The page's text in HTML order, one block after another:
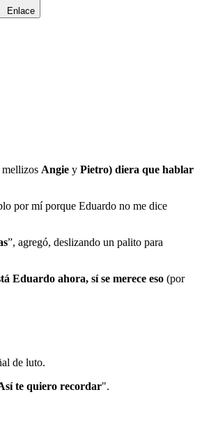
Enlace
Angie y Pietro) diera que hablar
por mí porque Eduardo no me dice
”, agregó, deslizando un palito para
Eduardo ahora, sí se merece eso (por
de luto.
te quiero recordar".